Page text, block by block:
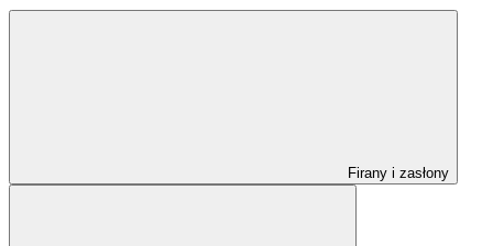
Firany i zasłony